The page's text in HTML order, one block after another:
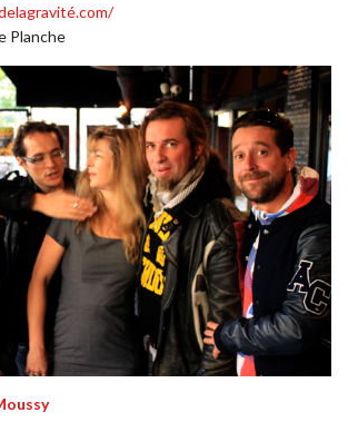
Planche